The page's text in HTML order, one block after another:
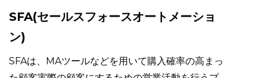
SFA(セールスフォースオートメーショ
ン)
SFAは、MAツールなどを用いて購入確率の高まっ